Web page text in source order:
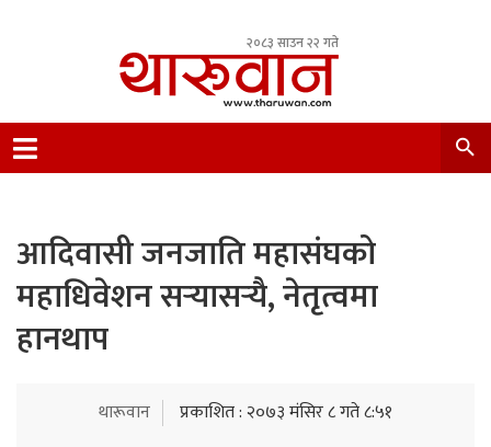
२०८३ साउन २२ गते
Nepal.
आदिवासी जनजाति महासंघको
महाधिवेशन सर्‍यासर्‍यै, नेतृत्वमा
हानथाप
थारूवान प्रकाशित : २०७३ मंसिर ८ गते ८:५१